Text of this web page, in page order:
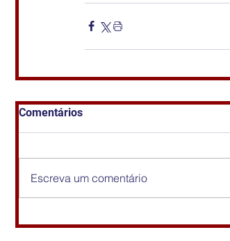
Comentários
Escreva um comentário